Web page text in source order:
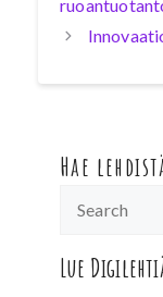
Hae
Lue